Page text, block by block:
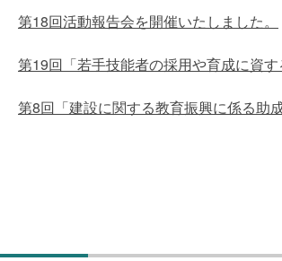
第18回活動報告会を開催いたしました。
第19回「若手技能者の採用や育成に資
第8回「建設に関する教育振興に係る助